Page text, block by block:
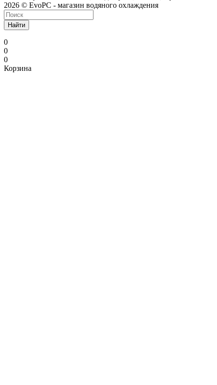
2026 © EvoPC - магазин водяного охлаждения
Найти
0
0
0
Корзина